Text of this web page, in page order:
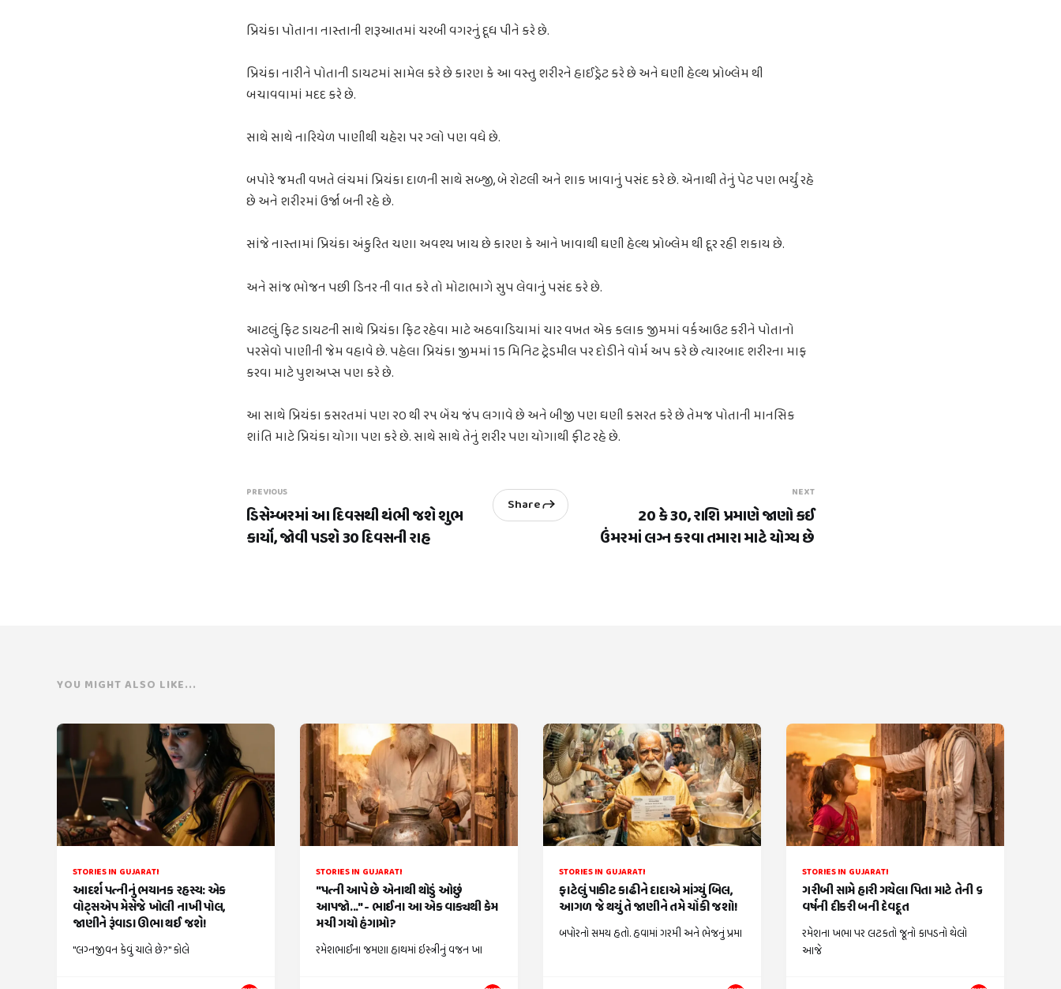
પ્રિયંકા પોતાના નાસ્તાની શરૂઆતમાં ચરબી વગરનું દૂધ પીને કરે છે.
પ્રિયંકા નારીને પોતાની ડાયટમાં સામેલ કરે છે કારણ કે આ વસ્તુ શરીરને હાઈડ્રેટ કરે છે અને ઘણી હેલ્થ પ્રોબ્લેમ થી
બચાવવામાં મદદ કરે છે.
સાથે સાથે નારિયેળ પાણીથી ચહેરા પર ગ્લો પણ વધે છે.
બપોરે જમતી વખતે લંચમાં પ્રિયંકા દાળની સાથે સબ્જી, બે રોટલી અને શાક ખાવાનું પસંદ કરે છે. એનાથી તેનું પેટ પણ ભર્યું રહે
છે અને શરીરમાં ઉર્જા બની રહે છે.
સાંજે નાસ્તામાં પ્રિયંકા અંકુરિત ચણા અવશ્ય ખાય છે કારણ કે આને ખાવાથી ઘણી હેલ્થ પ્રોબ્લેમ થી દૂર રહી શકાય છે.
અને સાંજ ભોજન પછી ડિનર ની વાત કરે તો મોટાભાગે સુપ લેવાનું પસંદ કરે છે.
આટલું ફિટ ડાયટની સાથે પ્રિયંકા ફિટ રહેવા માટે અઠવાડિયામાં ચાર વખત એક કલાક જીમમાં વર્કઆઉટ કરીને પોતાનો
પરસેવો પાણીની જેમ વહાવે છે. પહેલા પ્રિયંકા જીમમાં 15 મિનિટ ટ્રેડમીલ પર દોડીને વોર્મ અપ કરે છે ત્યારબાદ શરીરના માફ
કરવા માટે પુશઅપ્સ પણ કરે છે.
આ સાથે પ્રિયંકા કસરતમાં પણ ૨૦ થી ૨૫ બેંચ જંપ લગાવે છે અને બીજી પણ ઘણી કસરત કરે છે તેમજ પોતાની માનસિક
શાંતિ માટે પ્રિયંકા યોગા પણ કરે છે. સાથે સાથે તેનું શરીર પણ યોગાથી ફીટ રહે છે.
PREVIOUS
ડિસેમ્બરમાં આ દિવસથી થંભી જશે શુભ
કાર્યો, જોવી પડશે 30 દિવસની રાહ
Share
NEXT
20 કે 30, રાશિ પ્રમાણે જાણો કઈ
ઉંમરમાં લગ્ન કરવા તમારા માટે યોગ્ય છે
YOU MIGHT ALSO LIKE...
STORIES IN GUJARATI
આદર્શ પત્નીનું ભયાનક રહસ્ય: એક
વોટ્સએપ મેસેજે ખોલી નાખી પોલ,
જાણીને રૂંવાડા ઊભા થઈ જશે!
"લગ્નજીવન કેવું ચાલે છે?" કોલે
STORIES IN GUJARATI
"પત્ની આપે છે એનાથી થોડું ઓછું
આપજો..." - ભાઈના આ એક વાક્યથી કેમ
મચી ગયો હંગામો?
રમેશભાઈના જમણા હાથમાં ઇસ્ત્રીનું વજન ખા
STORIES IN GUJARATI
ફાટેલું પાકીટ કાઢીને દાદાએ માંગ્યું બિલ,
આગળ જે થયું તે જાણીને તમે ચોંકી જશો!
બપોરનો સમય હતો. હવામાં ગરમી અને ભેજનું પ્રમા
STORIES IN GUJARATI
ગરીબી સામે હારી ગયેલા પિતા માટે તેની ૬
વર્ષની દીકરી બની દેવદૂત
રમેશના ખભા પર લટકતો જૂનો કાપડનો થેલો
આજે